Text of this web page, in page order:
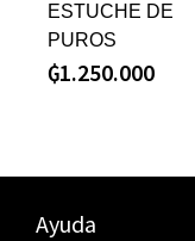
ESTUCHE DE
PUROS
₲1.250.000
Ayuda